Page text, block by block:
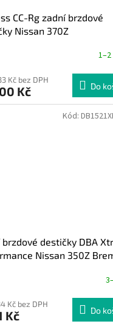
CC-Rg zadní brzdové
Nissan 370Z
Kč bez DPH
Kč Do
brzdové destičky DBA
Nissan 350Z
Kč bez DPH
Kč Do
Kód: